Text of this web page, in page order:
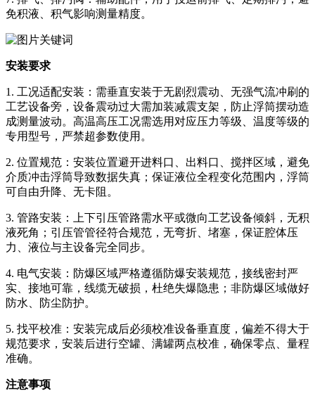
免积液、积气影响测量精度。
安装要求
1. 工况适配安装：需垂直安装于无剧烈震动、无强气流冲刷的
工艺设备旁，设备震动过大需加装减震支架，防止浮筒摆动造
成测量波动。高温高压工况需选用对应压力等级、温度等级的
专用型号，严禁超参数使用。
2. 位置规范：安装位置避开进料口、出料口、搅拌区域，避免
介质冲击浮筒导致数据失真；保证液位全程变化范围内，浮筒
可自由升降、无卡阻。
3. 管路安装：上下引压管路需水平或微向工艺设备倾斜，无积
液死角；引压管管径符合规范，无弯折、堵塞，保证腔体压
力、液位与主设备完全同步。
4. 电气安装：防爆区域严格遵循防爆安装规范，接线密封严
实、接地可靠，线缆无破损，杜绝失爆隐患；非防爆区域做好
防水、防尘防护。
5. 找平校准：安装完成后必须校准设备垂直度，偏差不得大于
规范要求，安装后进行空罐、满罐两点校准，确保零点、量程
准确。
注意事项